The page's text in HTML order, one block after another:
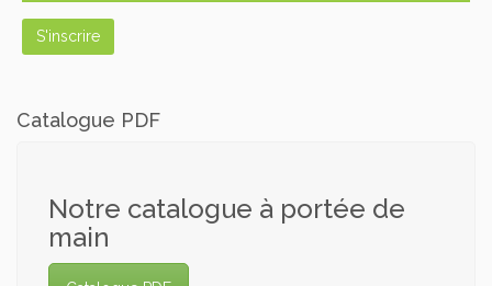
Catalogue PDF
Notre catalogue à portée de
main